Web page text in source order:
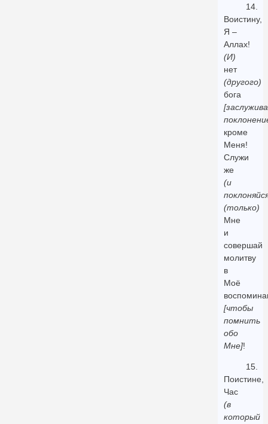
14.
Воистину,
Я –
Аллах!
(И)
нет
(другого)
бога
кроме
Меня!
Служи
же
(и
(только)
Мне
и
совершай
молитву
в
Моё
[чтобы
помнить
обо
Мне]!
15.
Поистине,
Час
(в
который